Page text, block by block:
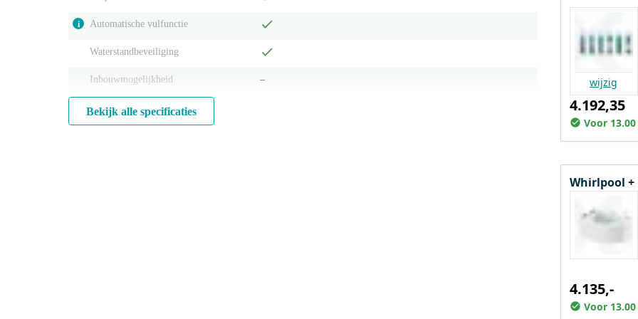
i Automatische vulfunctie
Waterstandbeveiliging
Inbouwmogelijkheid ‒
Bekijk alle specificaties
wijzig
4.192,35
Voor
Whirlpool +
4.135,-
Voor